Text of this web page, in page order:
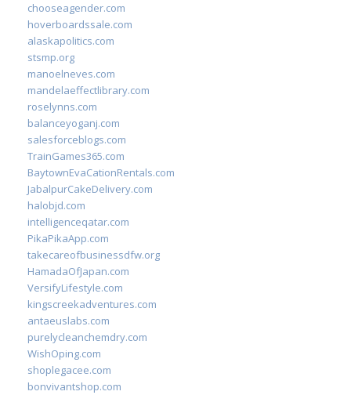
chooseagender.com
hoverboardssale.com
alaskapolitics.com
stsmp.org
manoelneves.com
mandelaeffectlibrary.com
roselynns.com
balanceyoganj.com
salesforceblogs.com
TrainGames365.com
BaytownEvaCationRentals.com
JabalpurCakeDelivery.com
halobjd.com
intelligenceqatar.com
PikaPikaApp.com
takecareofbusinessdfw.org
HamadaOfJapan.com
VersifyLifestyle.com
kingscreekadventures.com
antaeuslabs.com
purelycleanchemdry.com
WishOping.com
shoplegacee.com
bonvivantshop.com